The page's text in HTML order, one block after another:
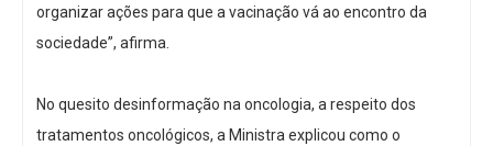
organizar ações para que a vacinação vá ao encontro da
sociedade”, afirma.
No quesito desinformação na oncologia, a respeito dos
tratamentos oncológicos, a Ministra explicou como o